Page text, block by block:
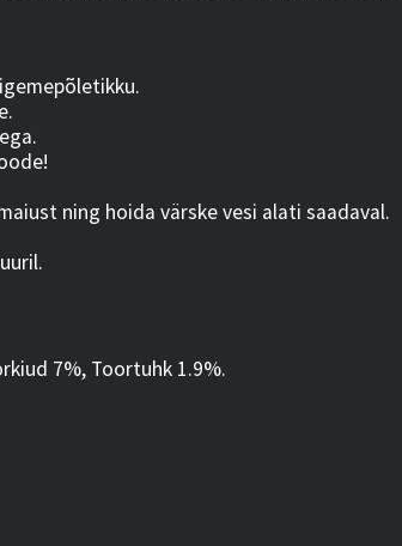
ning hoida värske vesi alati saadaval.
7%, Toortuhk 1.9%.